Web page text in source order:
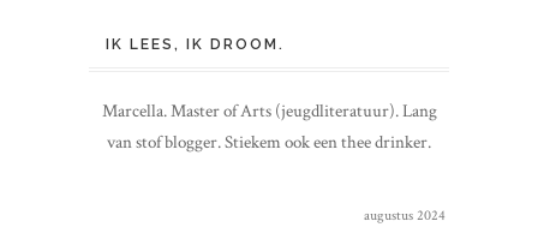
IK LEES, IK DROOM.
Marcella. Master of Arts (jeugdliteratuur). Lang
van stof blogger. Stiekem ook een thee drinker.
augustus 2024